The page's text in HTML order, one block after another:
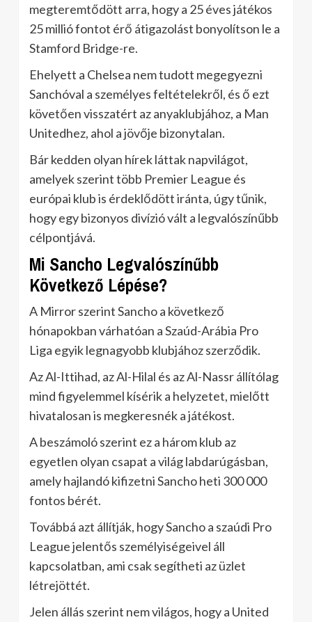
megteremtődött arra, hogy a 25 éves játékos
25 millió fontot érő átigazolást bonyolítson le a
Stamford Bridge-re.
Ehelyett a Chelsea nem tudott megegyezni
Sanchóval a személyes feltételekről, és ő ezt
követően visszatért az anyaklubjához, a Man
Unitedhez, ahol a jövője bizonytalan.
Bár kedden olyan hírek láttak napvilágot,
amelyek szerint több Premier League és
európai klub is érdeklődött iránta, úgy tűnik,
hogy egy bizonyos divízió vált a legvalószínűbb
célpontjává.
Mi Sancho Legvalószínűbb
Következő Lépése?
A Mirror szerint Sancho a következő
hónapokban várhatóan a Szaúd-Arábia Pro
Liga egyik legnagyobb klubjához szerződik.
Az Al-Ittihad, az Al-Hilal és az Al-Nassr állítólag
mind figyelemmel kísérik a helyzetet, mielőtt
hivatalosan is megkeresnék a játékost.
A beszámoló szerint ez a három klub az
egyetlen olyan csapat a világ labdarúgásban,
amely hajlandó kifizetni Sancho heti 300 000
fontos bérét.
Továbbá azt állítják, hogy Sancho a szaúdi Pro
League jelentős személyiségeivel áll
kapcsolatban, ami csak segítheti az üzlet
létrejöttét.
Jelen állás szerint nem világos, hogy a United